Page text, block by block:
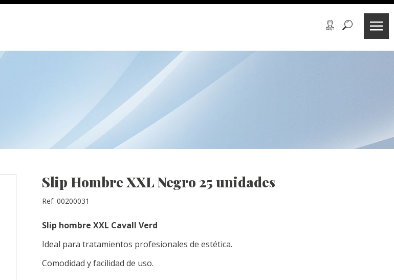
Slip Hombre XXL Negro 25 unidades
Ref. 00200031
Slip hombre XXL Cavall Verd
Ideal para tratamientos profesionales de estética.
Comodidad y facilidad de uso.